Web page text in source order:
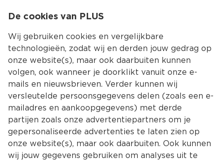
Kies jouw
De cookies van PLUS
Wij gebruiken cookies en vergelijkbare
technologieën, zodat wij en derden jouw gedrag op
onze website(s), maar ook daarbuiten kunnen
volgen, ook wanneer je doorklikt vanuit onze e-
mails en nieuwsbrieven. Verder kunnen wij
versleutelde persoonsgegevens delen (zoals een e-
mailadres en aankoopgegevens) met derde
partijen zoals onze advertentiepartners om je
gepersonaliseerde advertenties te laten zien op
onze website(s), maar ook daarbuiten. Ook kunnen
wij jouw gegevens gebruiken om analyses uit te